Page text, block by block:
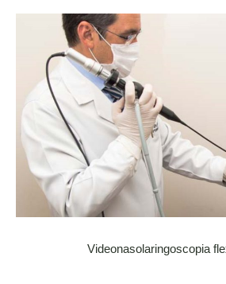
Videonasolaringoscopia